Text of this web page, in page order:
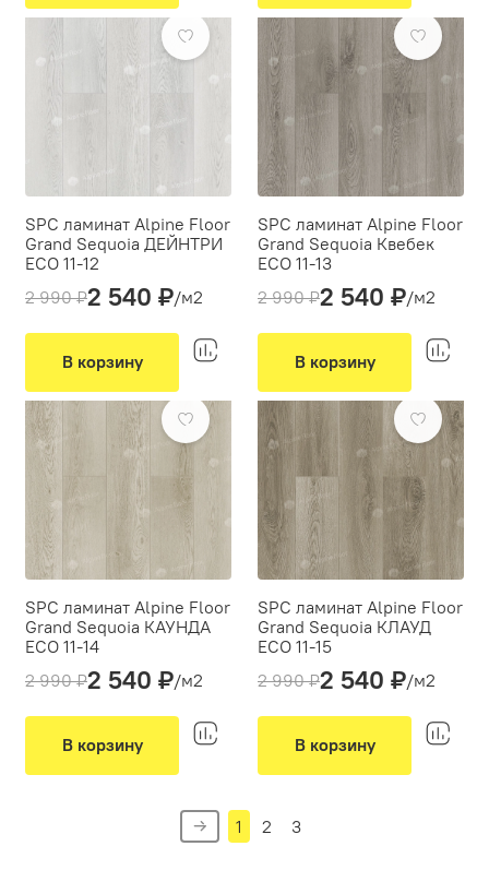
Цвет:Коричневый
Цвет:Коричневый
SPC ламинат Alpine Floor
Grand Sequoia ДЕЙНТРИ
ECO 11-12
Толщина(мм):4
Вид укладки:
Классическая укладка
Цвет:
Светло-серый, Серый, Белый
2 990 ₽2 540 ₽/м2
В корзину
SPC ламинат Alpine Floor
Grand Sequoia Квебек
ECO 11-13
Толщина(мм):4
Вид укладки:
Классическая укладка
Цвет:
Светло-серый, Серый
2 990 ₽2 540 ₽/м2
В корзину
SPC ламинат Alpine Floor
Grand Sequoia КАУНДА
ECO 11-14
Толщина(мм):4
Вид укладки:
Классическая укладка
2 990 ₽2 540 ₽/м2
В корзину
SPC ламинат Alpine Floor
Grand Sequoia КЛАУД
ECO 11-15
Толщина(мм):4
Вид укладки:
Классическая укладка
2 990 ₽2 540 ₽/м2
В корзину
1 2 3